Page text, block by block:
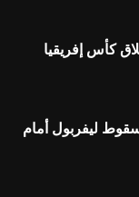
كأس إفريقيا
ليفربول أمام